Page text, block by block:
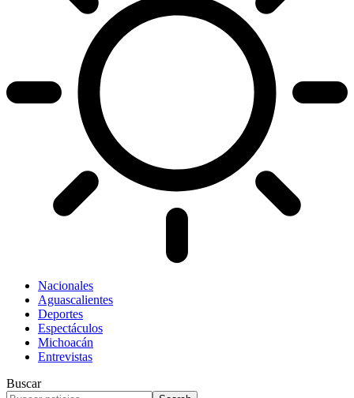
Nacionales
Aguascalientes
Deportes
Espectáculos
Michoacán
Entrevistas
Buscar